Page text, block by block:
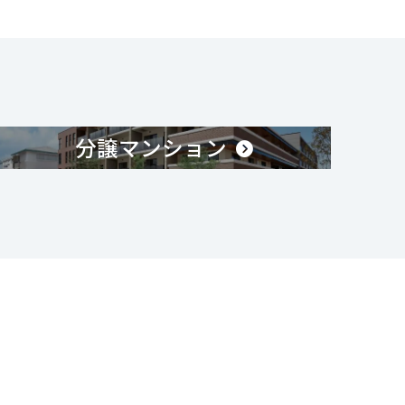
分譲マンション